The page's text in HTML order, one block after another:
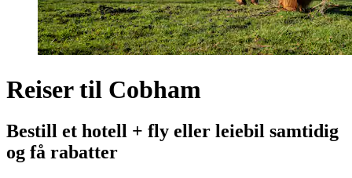
Reiser til Cobham
Bestill et hotell + fly eller leiebil samtidig
og få rabatter